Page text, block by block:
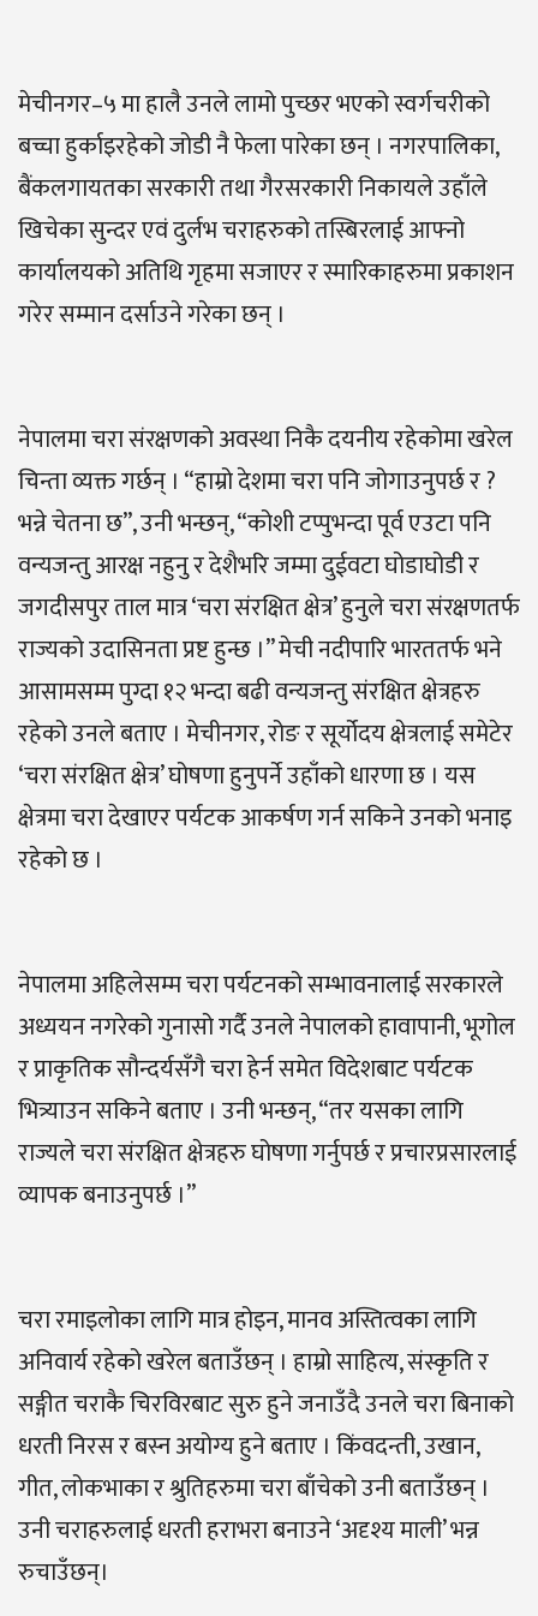
मेचीनगर–५ मा हालै उनले लामो पुच्छर भएको स्वर्गचरीको
बच्चा हुर्काइरहेको जोडी नै फेला पारेका छन् । नगरपालिका,
बैंकलगायतका सरकारी तथा गैरसरकारी निकायले उहाँले
खिचेका सुन्दर एवं दुर्लभ चराहरुको तस्बिरलाई आफ्नो
कार्यालयको अतिथि गृहमा सजाएर र स्मारिकाहरुमा प्रकाशन
गरेर सम्मान दर्साउने गरेका छन् ।
नेपालमा चरा संरक्षणको अवस्था निकै दयनीय रहेकोमा खरेल
चिन्ता व्यक्त गर्छन् । “हाम्रो देशमा चरा पनि जोगाउनुपर्छ र ?
भन्ने चेतना छ”, उनी भन्छन्, “कोशी टप्पुभन्दा पूर्व एउटा पनि
वन्यजन्तु आरक्ष नहुनु र देशैभरि जम्मा दुईवटा घोडाघोडी र
जगदीसपुर ताल मात्र ‘चरा संरक्षित क्षेत्र’ हुनुले चरा संरक्षणतर्फ
राज्यको उदासिनता प्रष्ट हुन्छ ।” मेची नदीपारि भारततर्फ भने
आसामसम्म पुग्दा १२ भन्दा बढी वन्यजन्तु संरक्षित क्षेत्रहरु
रहेको उनले बताए । मेचीनगर, रोङ र सूर्योदय क्षेत्रलाई समेटेर
‘चरा संरक्षित क्षेत्र’ घोषणा हुनुपर्ने उहाँको धारणा छ । यस
क्षेत्रमा चरा देखाएर पर्यटक आकर्षण गर्न सकिने उनको भनाइ
रहेको छ ।
नेपालमा अहिलेसम्म चरा पर्यटनको सम्भावनालाई सरकारले
अध्ययन नगरेको गुनासो गर्दै उनले नेपालको हावापानी, भूगोल
र प्राकृतिक सौन्दर्यसँगै चरा हेर्न समेत विदेशबाट पर्यटक
भित्र्याउन सकिने बताए । उनी भन्छन्, “तर यसका लागि
राज्यले चरा संरक्षित क्षेत्रहरु घोषणा गर्नुपर्छ र प्रचारप्रसारलाई
व्यापक बनाउनुपर्छ ।”
चरा रमाइलोका लागि मात्र होइन, मानव अस्तित्वका लागि
अनिवार्य रहेको खरेल बताउँछन् । हाम्रो साहित्य, संस्कृति र
सङ्गीत चराकै चिरविरबाट सुरु हुने जनाउँदै उनले चरा बिनाको
धरती निरस र बस्न अयोग्य हुने बताए । किंवदन्ती, उखान,
गीत, लोकभाका र श्रुतिहरुमा चरा बाँचेको उनी बताउँछन् ।
उनी चराहरुलाई धरती हराभरा बनाउने ‘अदृश्य माली’ भन्न
रुचाउँछन्।